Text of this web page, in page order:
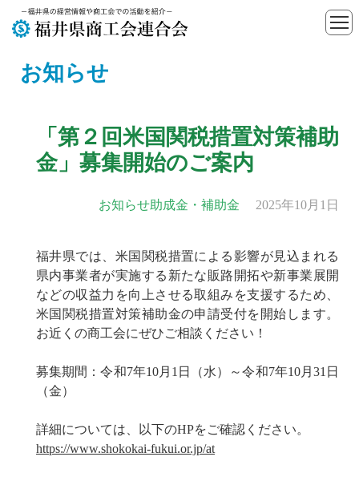
お知らせ
「第２回米国関税措置対策補助
金」募集開始のご案内
お知らせ助成金・補助金 2025年10月1日
福井県では、米国関税措置による影響が見込まれる
県内事業者が実施する新たな販路開拓や新事業展開
などの収益力を向上させる取組みを支援するため、
米国関税措置対策補助金の申請受付を開始します。
お近くの商工会にぜひご相談ください！
募集期間：令和7年10月1日（水）～令和7年10月31日
（金）
詳細については、以下のHPをご確認ください。
https://www.shokokai-fukui.or.jp/at